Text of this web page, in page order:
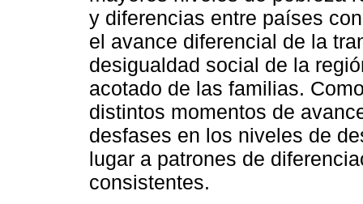
y diferencias entre países
el avance diferencial de la
desigualdad social de la
acotado de las familias.
distintos momentos de
desfases en los niveles de
lugar a patrones de
consistentes.